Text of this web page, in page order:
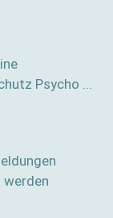
Psycho ...